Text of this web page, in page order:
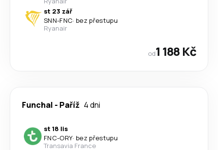
st 23 zář
SNN-FNC· bez přestupu
Ryanair
od1 188 Kč
Funchal - Paříž 4 dni
st 18 lis
FNC-ORY· bez přestupu
Transavia France